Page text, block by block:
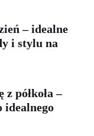
– idealne
i stylu na
z półkoła –